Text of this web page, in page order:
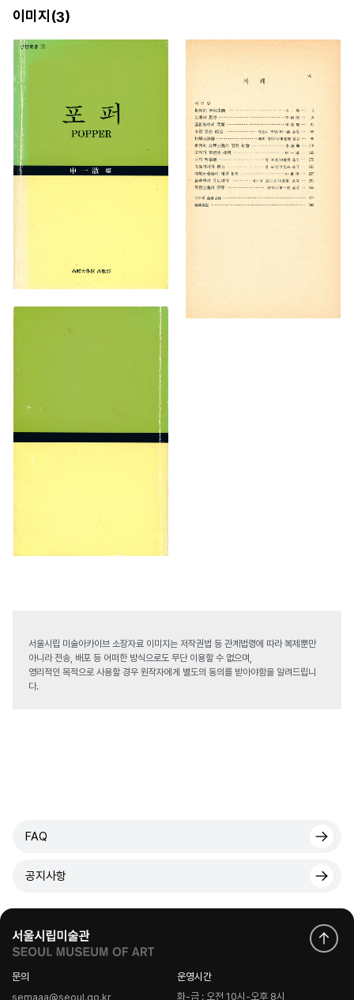
이미지(3)
서울시립 미술아카이브 소장자료 이미지는 저작권법 등 관계법령에 따라 복제뿐만
아니라 전송, 배포 등 어떠한 방식으로도 무단 이용할 수 없으며,
영리적인 목적으로 사용할 경우 원작자에게 별도의 동의를 받아야함을 알려드립니
다.
FAQ
공지사항
문의
semaaa@seoul.go.kr
운영시간
화-금 : 오전 10시-오후 8시